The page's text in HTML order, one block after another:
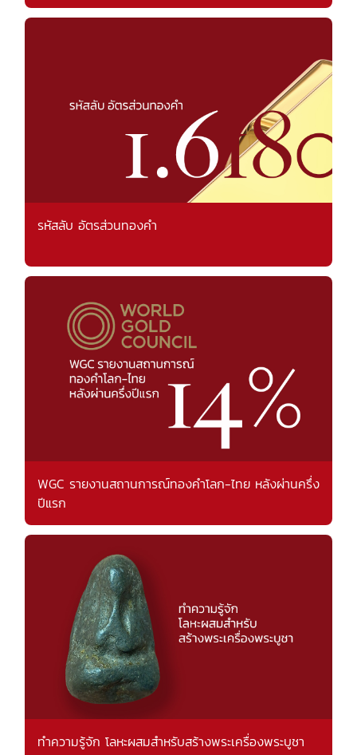
รหัสลับ อัตรส่วนทองคำ
WGC รายงานสถานการณ์ทองคำโลก-ไทย หลังผ่านครึ่ง
ปีแรก
ทำความรู้จัก โลหะผสมสำหรับสร้างพระเครื่องพระบูชา